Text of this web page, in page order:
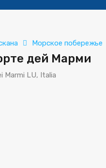
Морское побережье
дей Марми
Marmi LU, Italia